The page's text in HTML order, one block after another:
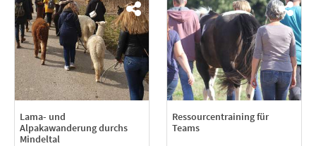
Lama- und
Alpakawanderung durchs
Mindeltal
Ressourcentraining für
Teams